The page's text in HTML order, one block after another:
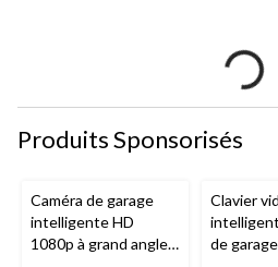
Produits Sponsorisés
Caméra de garage
intelligente HD
1080p à grand angle
Clavier
de garage